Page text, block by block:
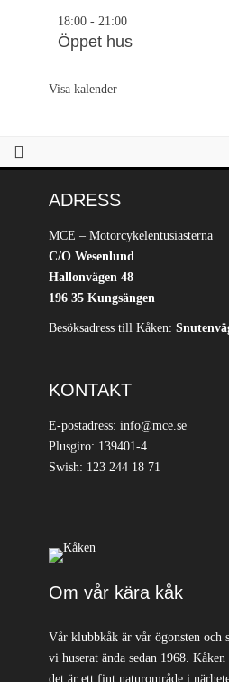
18:00 - 21:00
Öppet hus
Visa kalender
ADRESS
MCE – Motorcykelentusiasterna
C/O Wesenlund
Hallonvägen 48
196 35 Kungsängen
Besöksadress till Kåken:
KONTAKT
E-postadress: info@mce.se
Plusgiro: 139401-4
Swish: 123 244 18 71
Om vår kära kåk
Vår klubbkåk är vår ögonsten och
vi huserat ända sedan 1968.
det är ett fint naturområde i